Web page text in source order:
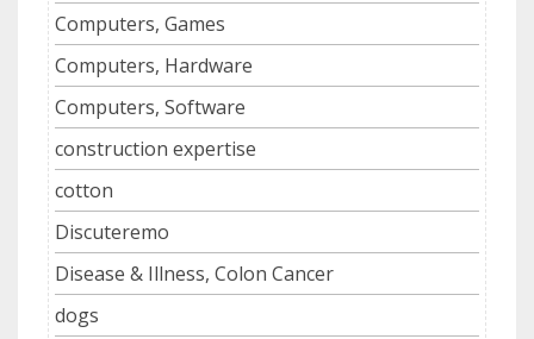
Computers, Games
Computers, Hardware
Computers, Software
construction expertise
cotton
Discuteremo
Disease & Illness, Colon Cancer
dogs